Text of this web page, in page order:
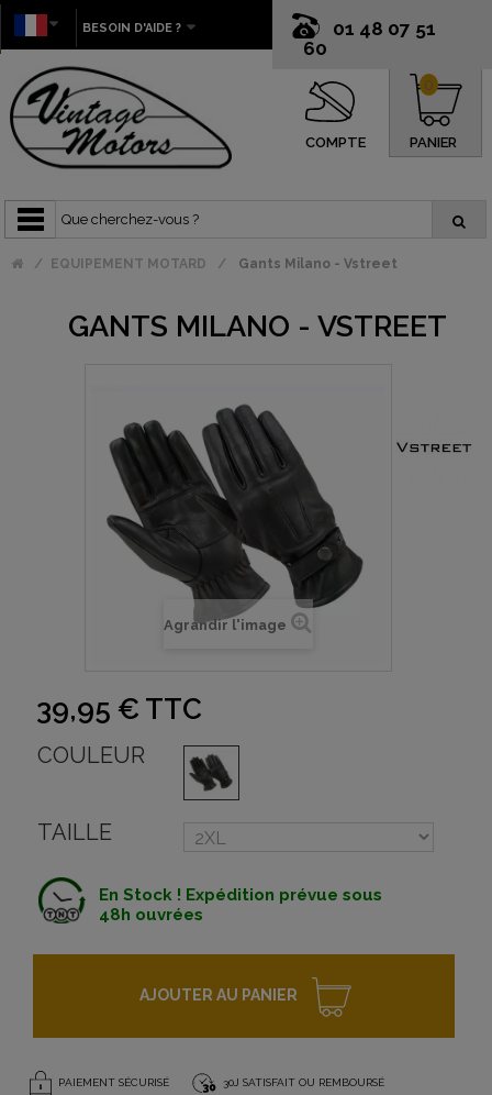
01 48 07 51
60
BESOIN D'AIDE ?
COMPTE PANIER
0
EQUIPEMENT MOTARD Gants Milano - Vstreet
GANTS MILANO - VSTREET
Agrandir l'image
39,95 € TTC
COULEUR
TAILLE
En Stock ! Expédition prévue sous
48h ouvrées
AJOUTER AU PANIER
PAIEMENT SÉCURISÉ 30J SATISFAIT OU REMBOURSÉ